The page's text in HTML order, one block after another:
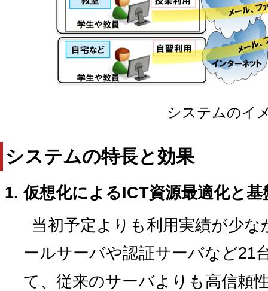
システムのイ
システムの特長と効果
仮想化によるICT資源最適化と基
当初予定よりも利用実績が少
ールサーバや認証サーバなど21
て、従来のサーバよりも高信頼